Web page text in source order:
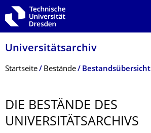
Zur Hauptnavigation springen
Zur Suche springen
Zum Inhalt springen
Universitätsarchiv
Breadcrumb-Menü
Startseite Bestände Bestandsübersicht
DIE BESTÄNDE DES
UNIVERSITÄTSAR­CHIVS